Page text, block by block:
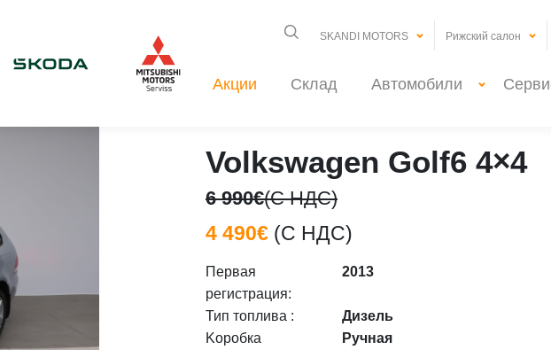
SKANDI MOTORS Рижский салон
Акции Склад Автомобили
Volkswagen Golf6 4×4
6 990€(С НДС)
4 490€ (С НДС)
Первая
регистрация:
2013
Тип топлива :
Дизель
Kоробка
Ручная